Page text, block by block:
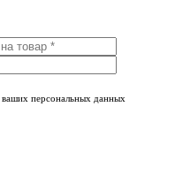
ваших персональных данных